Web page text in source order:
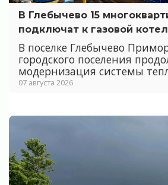
В Глебычево 15
подключат к газовой
В поселке Глебычево
городского поселения
модернизация системы
07 августа 2026